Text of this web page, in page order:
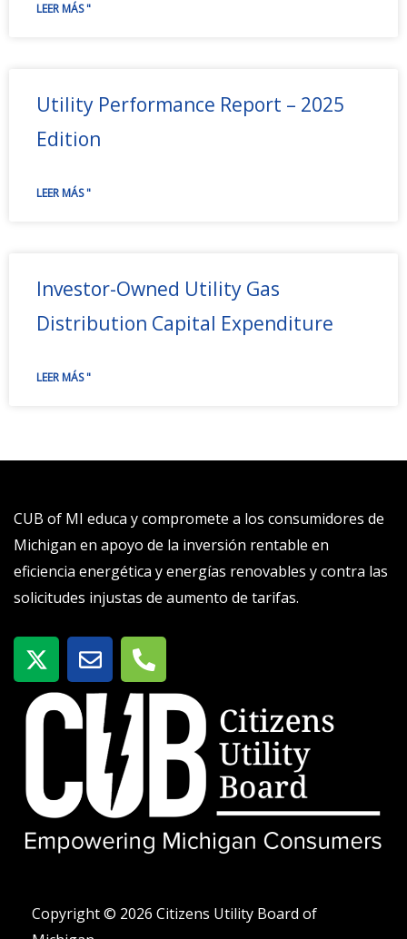
LEER MÁS "
Utility Performance Report – 2025
Edition
LEER MÁS "
Investor-Owned Utility Gas
Distribution Capital Expenditure
LEER MÁS "
CUB of MI educa y compromete a los consumidores de
Michigan en apoyo de la inversión rentable en
eficiencia energética y energías renovables y contra las
solicitudes injustas de aumento de tarifas.
X
-
t
w
t
e
r
S
o
b
T
e
l
n
o
-
a
Copyright © 2026 Citizens Utility Board of